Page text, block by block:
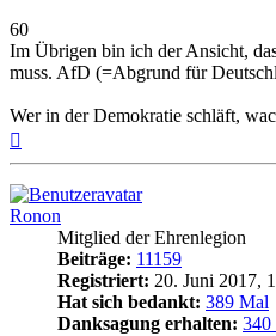
60
Im Übrigen bin ich der Ansicht,
muss. AfD (=Abgrund für
Wer in der Demokratie schläft,
Ronon
Mitglied der Ehrenlegion
Beiträge: 11159
Registriert: 20. Juni 2017,
Hat sich bedankt: 389 Mal
Danksagung erhalten: 340